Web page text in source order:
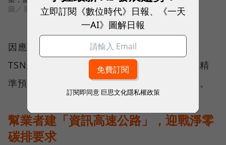
圖／ 陳映璇攝影
因應智慧電網的趨勢，一家水力發電廠也導入
TSN網路，透過AI提升智慧電網的韌性，達成精
準預測並調節發電時間，確保穩定的電力供應。
幫業者建「資訊高速公路」，迎戰淨零
碳排要求
立即訂閱《數位時代》日報、《一天
一AI》圖解日報
訂閱即同意 巨思文化隱私權政策